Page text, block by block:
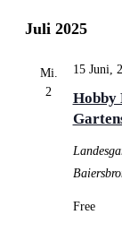
wählen.
Juli 2025
Mi.
2
Hobby
15 Juni,
Free